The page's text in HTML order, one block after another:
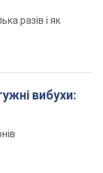
разів і як
вибухи: